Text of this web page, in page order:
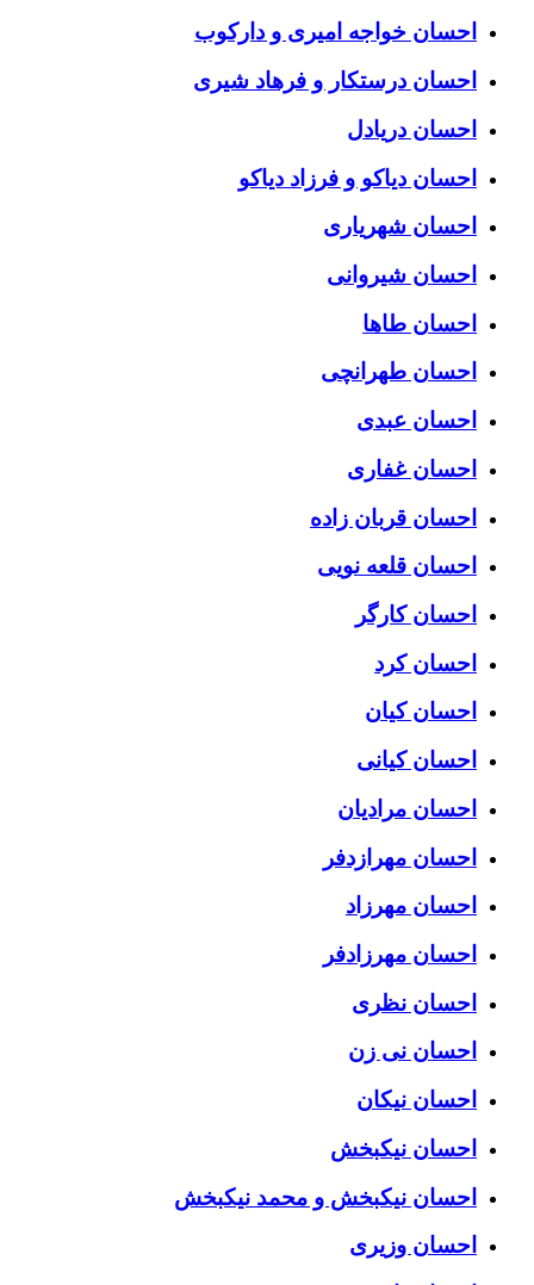
احسان خواجه امیری و دارکوب
احسان درستكار و فرهاد شيرى
احسان دریادل
احسان دیاکو و فرزاد دیاکو
احسان شهریاری
احسان شیروانی
احسان طاها
احسان طهرانچی
احسان عبدی
احسان غفاری
احسان قربان زاده
احسان قلعه نویی
احسان کارگر
احسان کرد
احسان کیان
احسان کیانی
احسان مرادیان
احسان مهرازدفر
احسان مهرزاد
احسان مهرزادفر
احسان نظری
احسان نی زن
احسان نیکان
احسان نیکبخش
احسان نیکبخش و محمد نیکبخش
احسان وزیری